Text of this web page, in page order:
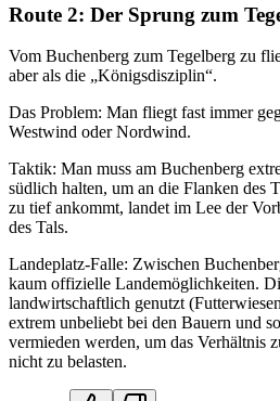
Route 2: Der Sprung zum
Vom Buchenberg zum Tegelberg zu
aber als die „Königsdisziplin“.
Das Problem: Man fliegt fast immer
Westwind oder Nordwind.
Taktik: Man muss am Buchenberg
südlich halten, um an die Flanken des
zu tief ankommt, landet im Lee der
des Tals.
Landeplatz-Falle: Zwischen
kaum offizielle Landemöglichkeiten.
landwirtschaftlich genutzt
extrem unbeliebt bei den Bauern und
vermieden werden, um das Verhältnis
nicht zu belasten.